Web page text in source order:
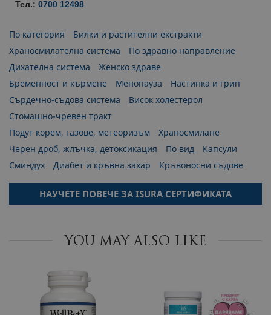
Тел.: 0700 12498
По категория
Билки и растителни екстракти
Храносмилателна система
По здравно направление
Дихателна система
Женско здраве
Бременност и кърмене
Менопауза
Настинка и грип
Сърдечно-съдова система
Висок холестерол
Стомашно-чревен тракт
Подут корем, газове, метеоризъм
Храносмилане
Черен дроб, жлъчка, детоксикация
По вид
Капсули
Сминдух
Диабет и кръвна захар Кръвоносни съдове
НАУЧЕТЕ ПОВЕЧЕ ЗА ISURA СЕРТИФИКАТА
YOU MAY ALSO LIKE
ФУНКЦИОНАЛНИ
НЕКЛАСИФИЦИРАНИ